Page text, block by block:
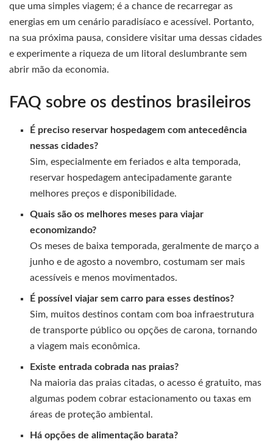
que uma simples viagem; é a chance de recarregar as
energias em um cenário paradisíaco e acessível. Portanto,
na sua próxima pausa, considere visitar uma dessas cidades
e experimente a riqueza de um litoral deslumbrante sem
abrir mão da economia.
FAQ sobre os destinos brasileiros
É preciso reservar hospedagem com antecedência
nessas cidades?
Sim, especialmente em feriados e alta temporada,
reservar hospedagem antecipadamente garante
melhores preços e disponibilidade.
Quais são os melhores meses para viajar
economizando?
Os meses de baixa temporada, geralmente de março a
junho e de agosto a novembro, costumam ser mais
acessíveis e menos movimentados.
É possível viajar sem carro para esses destinos?
Sim, muitos destinos contam com boa infraestrutura
de transporte público ou opções de carona, tornando
a viagem mais econômica.
Existe entrada cobrada nas praias?
Na maioria das praias citadas, o acesso é gratuito, mas
algumas podem cobrar estacionamento ou taxas em
áreas de proteção ambiental.
Há opções de alimentação barata?